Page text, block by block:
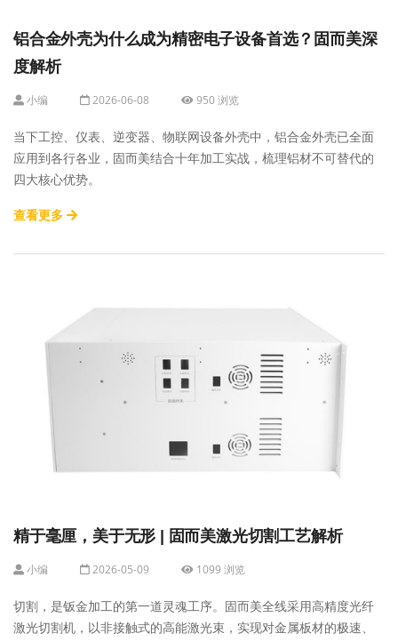
铝合金外壳为什么成为精密电子设备首选？固而美深
度解析
小编 2026-06-08 950 浏览
当下工控、仪表、逆变器、物联网设备外壳中，铝合金外壳已全面
应用到各行各业，固而美结合十年加工实战，梳理铝材不可替代的
四大核心优势。
查看更多
精于毫厘，美于无形 | 固而美激光切割工艺解析
小编 2026-05-09 1099 浏览
切割，是钣金加工的第一道灵魂工序。固而美全线采用高精度光纤
激光切割机，以非接触式的高能激光束，实现对金属板材的极速、